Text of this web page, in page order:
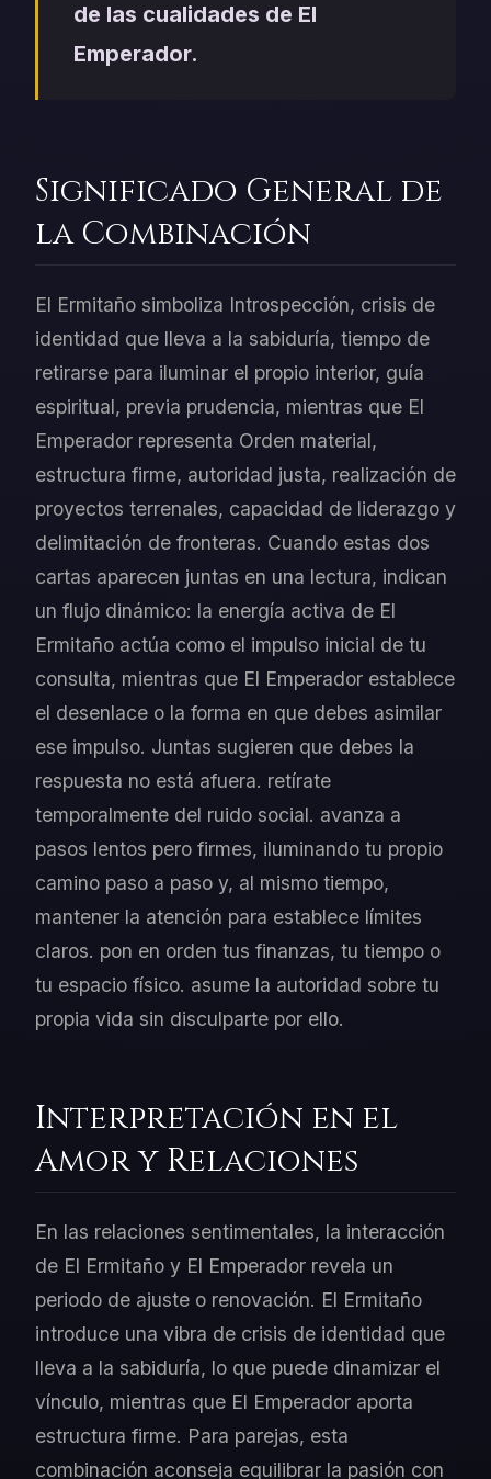
de las cualidades de El
Emperador.
Significado General de
la Combinación
El Ermitaño simboliza Introspección, crisis de
identidad que lleva a la sabiduría, tiempo de
retirarse para iluminar el propio interior, guía
espiritual, previa prudencia, mientras que El
Emperador representa Orden material,
estructura firme, autoridad justa, realización de
proyectos terrenales, capacidad de liderazgo y
delimitación de fronteras. Cuando estas dos
cartas aparecen juntas en una lectura, indican
un flujo dinámico: la energía activa de El
Ermitaño actúa como el impulso inicial de tu
consulta, mientras que El Emperador establece
el desenlace o la forma en que debes asimilar
ese impulso. Juntas sugieren que debes la
respuesta no está afuera. retírate
temporalmente del ruido social. avanza a
pasos lentos pero firmes, iluminando tu propio
camino paso a paso y, al mismo tiempo,
mantener la atención para establece límites
claros. pon en orden tus finanzas, tu tiempo o
tu espacio físico. asume la autoridad sobre tu
propia vida sin disculparte por ello.
Interpretación en el
Amor y Relaciones
En las relaciones sentimentales, la interacción
de El Ermitaño y El Emperador revela un
periodo de ajuste o renovación. El Ermitaño
introduce una vibra de crisis de identidad que
lleva a la sabiduría, lo que puede dinamizar el
vínculo, mientras que El Emperador aporta
estructura firme. Para parejas, esta
combinación aconseja equilibrar la pasión con